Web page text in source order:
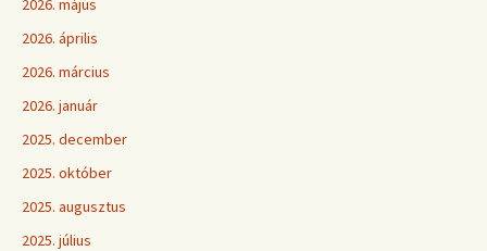
2026. május
2026. április
2026. március
2026. január
2025. december
2025. október
2025. augusztus
2025. július